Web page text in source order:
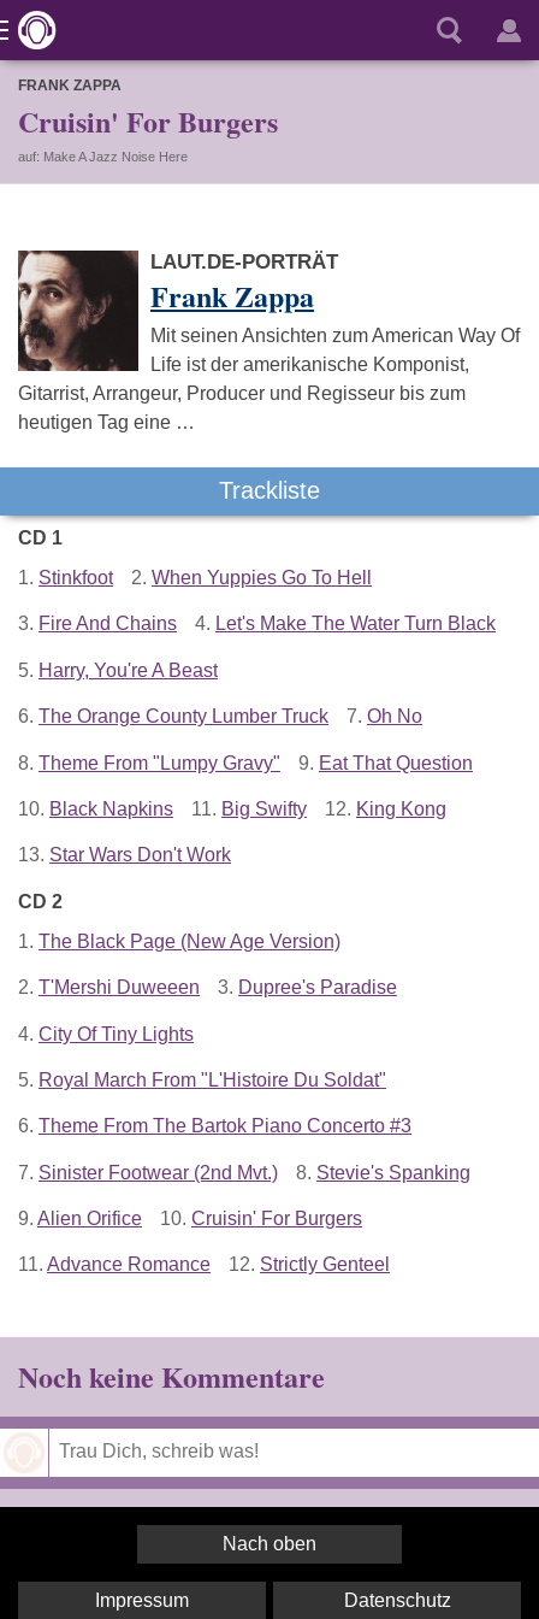
FRANK ZAPPA
Cruisin' For Burgers
auf: Make A Jazz Noise Here
LAUT.DE-PORTRÄT
Frank Zappa
Mit seinen Ansichten zum American Way Of
Life ist der amerikanische Komponist,
Gitarrist, Arrangeur, Producer und Regisseur bis zum
heutigen Tag eine …
Trackliste
CD 1
1. Stinkfoot 2. When Yuppies Go To Hell
3. Fire And Chains 4. Let's Make The Water Turn Black
5. Harry, You're A Beast
6. The Orange County Lumber Truck 7. Oh No
8. Theme From "Lumpy Gravy" 9. Eat That Question
10. Black Napkins 11. Big Swifty 12. King Kong
13. Star Wars Don't Work
CD 2
1. The Black Page (New Age Version)
2. T'Mershi Duweeen 3. Dupree's Paradise
4. City Of Tiny Lights
5. Royal March From "L'Histoire Du Soldat"
6. Theme From The Bartok Piano Concerto #3
7. Sinister Footwear (2nd Mvt.) 8. Stevie's Spanking
9. Alien Orifice 10. Cruisin' For Burgers
11. Advance Romance 12. Strictly Genteel
Noch keine Kommentare
Nach oben
Impressum Datenschutz